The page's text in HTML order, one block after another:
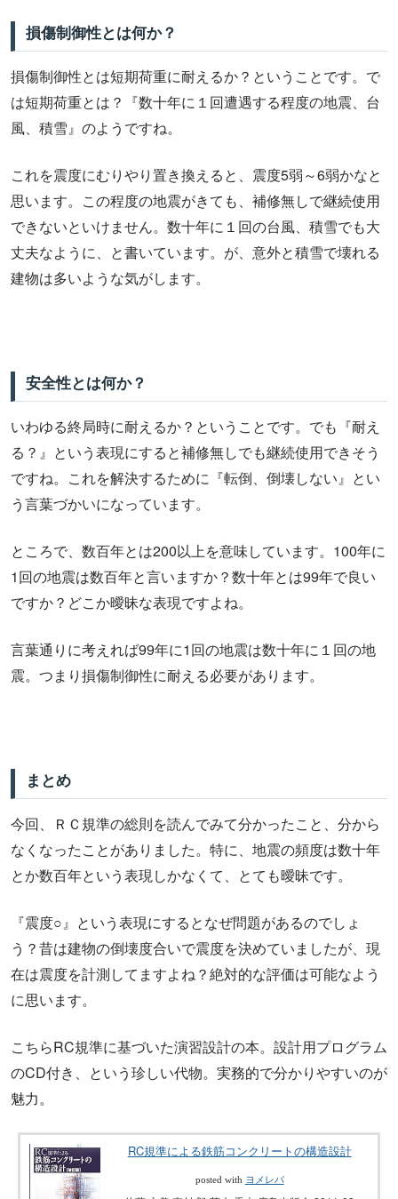
損傷制御性とは何か？
損傷制御性とは短期荷重に耐えるか？ということです。で
は短期荷重とは？『数十年に１回遭遇する程度の地震、台
風、積雪』のようですね。
これを震度にむりやり置き換えると、震度5弱～6弱かなと
思います。この程度の地震がきても、補修無しで継続使用
できないといけません。数十年に１回の台風、積雪でも大
丈夫なように、と書いています。が、意外と積雪で壊れる
建物は多いような気がします。
安全性とは何か？
いわゆる終局時に耐えるか？ということです。でも『耐え
る？』という表現にすると補修無しでも継続使用できそう
ですね。これを解決するために『転倒、倒壊しない』とい
う言葉づかいになっています。
ところで、数百年とは200以上を意味しています。100年に
1回の地震は数百年と言いますか？数十年とは99年で良い
ですか？どこか曖昧な表現ですよね。
言葉通りに考えれば99年に1回の地震は数十年に１回の地
震。つまり損傷制御性に耐える必要があります。
まとめ
今回、ＲＣ規準の総則を読んでみて分かったこと、分から
なくなったことがありました。特に、地震の頻度は数十年
とか数百年という表現しかなくて、とても曖昧です。
『震度○』という表現にするとなぜ問題があるのでしょ
う？昔は建物の倒壊度合いで震度を決めていましたが、現
在は震度を計測してますよね？絶対的な評価は可能なよう
に思います。
こちらRC規準に基づいた演習設計の本。設計用プログラム
のCD付き、という珍しい代物。実務的で分かりやすいのが
魅力。
RC規準による鉄筋コンクリートの構造設計
posted with ヨメレバ